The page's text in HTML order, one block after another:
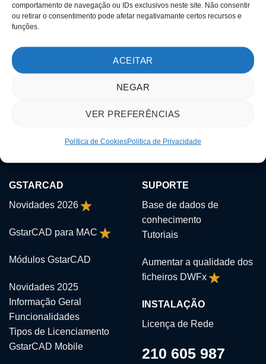
comportamento de navegação ou IDs exclusivos neste site. Não consentir
ou retirar o consentimento pode afetar negativamante certos recursos e
funções.
ACEITAR
NEGAR
VER PREFERÊNCIAS
Política de CookiesPolitica de Privacidade
Sobre nós
Clientes
MÉTODOS DE PAGAMENTO
GSTARCAD
Novidades 2026
GstarCAD para MAC
Módulos GstarCAD
Novidades 2025
Informação Geral
Funcionalidades
Tipos de Licenciamento
GstarCAD Mobile
SUPORTE
Base de dados de
conhecimento
Tutoriais
Aumentar a qualidade dos
ficheiros DWFx
INSTALAÇÃO
Licença de Rede
210 605 987